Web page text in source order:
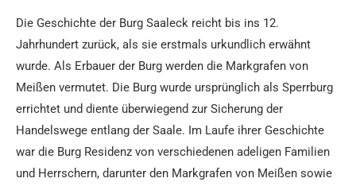
Die Geschichte der Burg Saaleck reicht bis ins 12.
Jahrhundert zurück, als sie erstmals urkundlich erwähnt
wurde. Als Erbauer der Burg werden die Markgrafen von
Meißen vermutet. Die Burg wurde ursprünglich als Sperrburg
errichtet und diente überwiegend zur Sicherung der
Handelswege entlang der Saale. Im Laufe ihrer Geschichte
war die Burg Residenz von verschiedenen adeligen Familien
und Herrschern, darunter den Markgrafen von Meißen sowie